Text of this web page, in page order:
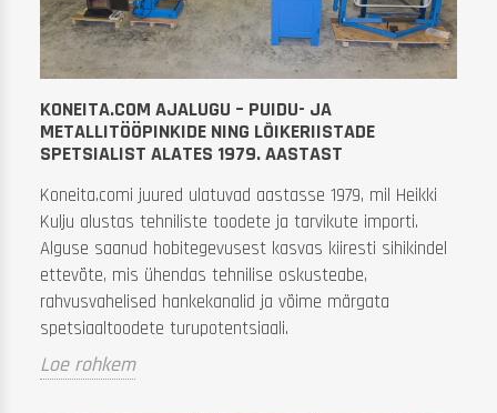
KONEITA.COM AJALUGU – PUIDU- JA
METALLITÖÖPINKIDE NING LÕIKERIISTADE
SPETSIALIST ALATES 1979. AASTAST
Koneita.comi juured ulatuvad aastasse 1979, mil Heikki
Kulju alustas tehniliste toodete ja tarvikute importi.
Alguse saanud hobitegevusest kasvas kiiresti sihikindel
ettevõte, mis ühendas tehnilise oskusteabe,
rahvusvahelised hankekanalid ja võime märgata
spetsiaaltoodete turupotentsiaali.
Loe rohkem